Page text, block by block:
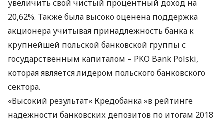
увеличить свой чистый процентный доход на
20,62%. Также была высоко оценена поддержка
акционера учитывая принадлежность банка к
крупнейшей польской банковской группы с
государственным капиталом – PKO Bank Polski,
которая является лидером польского банковского
сектора.
«Высокий результат« Кредобанка »в рейтинге
надежности банковских депозитов по итогам 2018